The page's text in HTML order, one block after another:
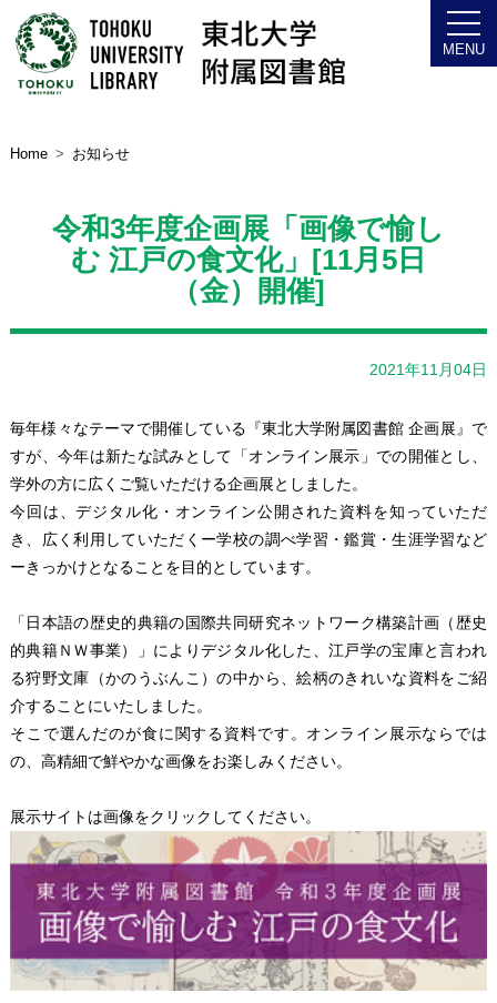
Home お知らせ
令和3年度企画展「画像で愉し
む 江戸の食文化」[11月5日
（金）開催]
2021年11月04日
毎年様々なテーマで開催している『東北大学附属図書館 企画展』で
すが、今年は新たな試みとして「オンライン展示」での開催とし、
学外の方に広くご覧いただける企画展としました。
今回は、デジタル化・オンライン公開された資料を知っていただ
き、広く利用していただくー学校の調べ学習・鑑賞・生涯学習など
ーきっかけとなることを目的としています。
「日本語の歴史的典籍の国際共同研究ネットワーク構築計画（歴史
的典籍ＮＷ事業）」によりデジタル化した、江戸学の宝庫と言われ
る狩野文庫（かのうぶんこ）の中から、絵柄のきれいな資料をご紹
介することにいたしました。
そこで選んだのが食に関する資料です。オンライン展示ならでは
の、高精細で鮮やかな画像をお楽しみください。
展示サイトは画像をクリックしてください。